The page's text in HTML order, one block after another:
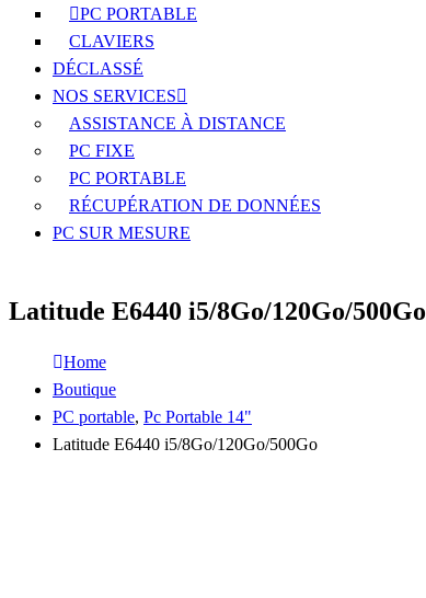
PC PORTABLE
CLAVIERS
DÉCLASSÉ
NOS SERVICES
ASSISTANCE À DISTANCE
PC FIXE
PC PORTABLE
RÉCUPÉRATION DE DONNÉES
PC SUR MESURE
Latitude E6440 i5/8Go/120Go/500Go
Home
Boutique
PC portable, Pc Portable 14"
Latitude E6440 i5/8Go/120Go/500Go